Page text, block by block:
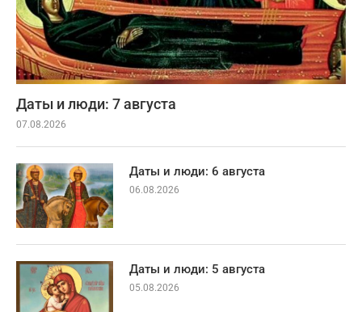
Даты и люди: 7 августа
07.08.2026
Даты и люди: 6 августа
06.08.2026
Даты и люди: 5 августа
05.08.2026